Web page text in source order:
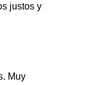
justos y
Muy